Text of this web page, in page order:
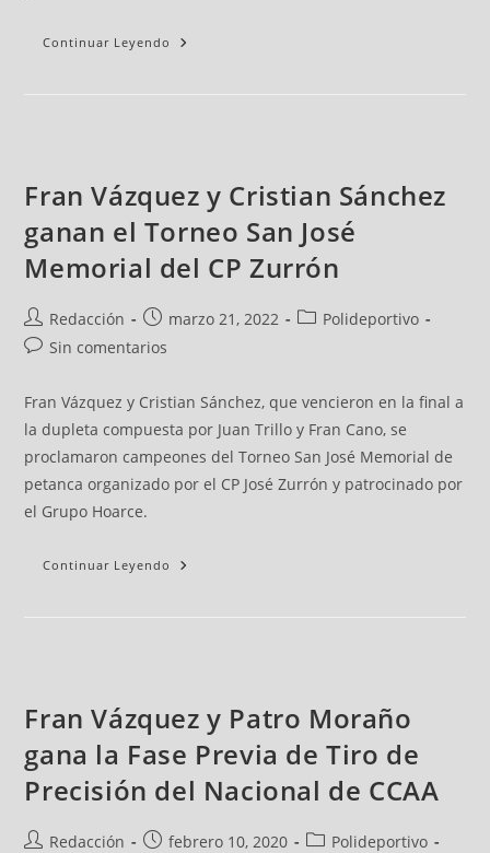
Continuar Leyendo
Fran Vázquez y Cristian Sánchez
ganan el Torneo San José
Memorial del CP Zurrón
Redacción marzo 21, 2022
Polideportivo
Sin comentarios
Fran Vázquez y Cristian Sánchez, que vencieron en la final a
la dupleta compuesta por Juan Trillo y Fran Cano, se
proclamaron campeones del Torneo San José Memorial de
petanca organizado por el CP José Zurrón y patrocinado por
el Grupo Hoarce.
Continuar Leyendo
Fran Vázquez y Patro Moraño
gana la Fase Previa de Tiro de
Precisión del Nacional de CCAA
Redacción febrero 10, 2020
Polideportivo